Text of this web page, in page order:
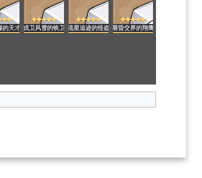
的天才 戍卫风雪的铁卫 流星追迹的怪盗 晨昏交界的翔鹰